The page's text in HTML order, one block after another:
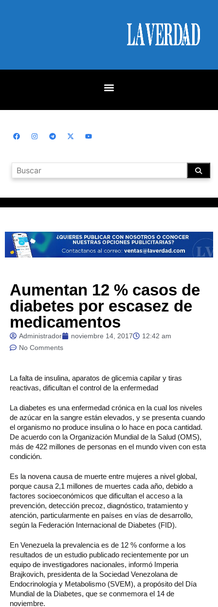
Aumentan 12 % casos de
diabetes por escasez de
medicamentos
Administrador noviembre 14, 2017
12:42 am
No Comments
La falta de insulina, aparatos de glicemia capilar y tiras
reactivas, dificultan el control de la enfermedad
La diabetes es una enfermedad crónica en la cual los niveles
de azúcar en la sangre están elevados, y se presenta cuando
el organismo no produce insulina o lo hace en poca cantidad.
De acuerdo con la Organización Mundial de la Salud (OMS),
más de 422 millones de personas en el mundo viven con esta
condición.
Es la novena causa de muerte entre mujeres a nivel global,
porque causa 2,1 millones de muertes cada año, debido a
factores socioeconómicos que dificultan el acceso a la
prevención, detección precoz, diagnóstico, tratamiento y
atención, particularmente en países en vías de desarrollo,
según la Federación Internacional de Diabetes (FID).
En Venezuela la prevalencia es de 12 % conforme a los
resultados de un estudio publicado recientemente por un
equipo de investigadores nacionales, informó Imperia
Brajkovich, presidenta de la Sociedad Venezolana de
Endocrinología y Metabolismo (SVEM), a propósito del Día
Mundial de la Diabetes, que se conmemora el 14 de
noviembre.